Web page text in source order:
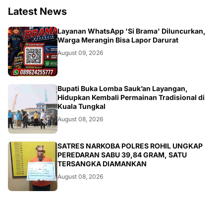
Latest News
BANGKO
Layanan WhatsApp 'Si Brama' Diluncurkan,
Warga Merangin Bisa Lapor Darurat
August 09, 2026
Bupati Buka Lomba Sauk’an Layangan,
Hidupkan Kembali Permainan Tradisional di
August 08, 2026
BERITA
SATRES NARKOBA POLRES ROHIL UNGKAP
PEREDARAN SABU 39,84 GRAM, SATU
TERSANGKA DIAMANKAN
August 08, 2026